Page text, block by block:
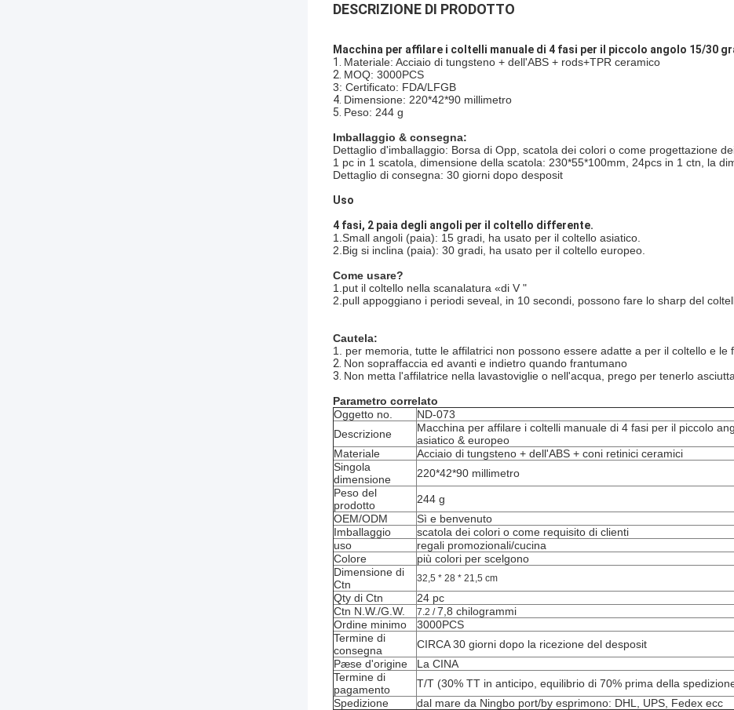
DESCRIZIONE DI PRODOTTO
Macchina per affilare i coltelli manuale di 4 fasi per il piccolo angolo 15/30
1. Materiale: Acciaio di tungsteno + dell'ABS + rods+TPR ceramico
2. MOQ: 3000PCS
3: Certificato: FDA/LFGB
4. Dimensione: 220*42*90 millimetro
5. Peso: 244 g
Imballaggio & consegna:
Dettaglio d'imballaggio: Borsa di Opp, scatola dei colori o come progettazione
1 pc in 1 scatola, dimensione della scatola: 230*55*100mm, 24pcs in 1 ctn, la
Dettaglio di consegna: 30 giorni dopo desposit
Uso
4 fasi, 2 paia degli angoli per il coltello differente.
1.Small angoli (paia): 15 gradi, ha usato per il coltello asiatico.
2.Big si inclina (paia): 30 gradi, ha usato per il coltello europeo.
Come usare?
1.put il coltello nella scanalatura «di V "
2.pull appoggiano i periodi seveal, in 10 secondi, possono fare lo sharp del
Cautela:
1. per memoria, tutte le affilatrici non possono essere adatte a per il coltello e le
2. Non sopraffaccia ed avanti e indietro quando frantumano
3. Non metta l'affilatrice nella lavastoviglie o nell'acqua, prego per tenerlo
Parametro correlato
Oggetto no.
ND-073
Descrizione
Macchina per affilare i coltelli manuale di 4 fasi per il piccolo
asiatico & europeo
Materiale
Acciaio di tungsteno + dell'ABS + coni retinici ceramici
Singola
dimensione
220*42*90 millimetro
Peso del
prodotto
244 g
OEM/ODM
Sì e benvenuto
Imballaggio
scatola dei colori o come requisito di clienti
uso
regali promozionali/cucina
Colore
più colori per scelgono
Dimensione di
Ctn
32,5 * 28 * 21,5 cm
Qty di Ctn
24 pc
Ctn N.W./G.W.
7.2 /7,8 chilogrammi
Ordine minimo
3000PCS
Termine di
consegna
CIRCA 30 giorni dopo la ricezione del desposit
Pæse d'origine
La CINA
Termine di
pagamento
T/T (30% TT in anticipo, equilibrio di 70% prima della
Spedizione
dal mare da Ningbo port/by esprimono: DHL, UPS, Fedex ecc